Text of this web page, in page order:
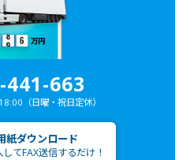
441-663
（日曜・祝日定休）
紙ダウンロード
てFAX送信するだけ！